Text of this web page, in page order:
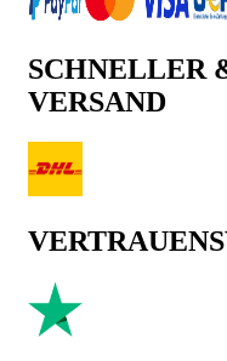
SCHNELLER
VERSAND